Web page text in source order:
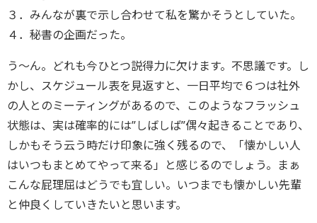
３．みんなが裏で示し合わせて私を驚かそうとしていた。
４．秘書の企画だった。
う〜ん。どれも今ひとつ説得力に欠けます。不思議です。し
かし、スケジュール表を見返すと、一日平均で６つは社外
の人とのミーティングがあるので、このようなフラッシュ
状態は、実は確率的には”しばしば”偶々起きることであり、
しかもそう云う時だけ印象に強く残るので、「懐かしい人
はいつもまとめてやって来る」と感じるのでしょう。まぁ
こんな屁理屈はどうでも宜しい。いつまでも懐かしい先輩
と仲良くしていきたいと思います。